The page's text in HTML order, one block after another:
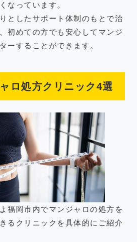
なっています。
としたサポート体制のもとで治
初めての方でも安心してマンジ
ーすることができます。
ロ処方クリニック4選
福岡市内でマンジャロの処方を
るクリニックを具体的にご紹介